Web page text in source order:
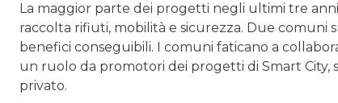
La maggior parte dei progetti negli ultimi tre
raccolta rifiuti, mobilità e sicurezza. Due comuni
benefici conseguibili. I comuni faticano a
un ruolo da promotori dei progetti di Smart City,
privato.